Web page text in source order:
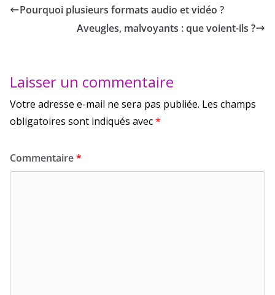
Pourquoi plusieurs formats audio et vidéo ?
Aveugles, malvoyants : que voient-ils ?
Laisser un commentaire
Votre adresse e-mail ne sera pas publiée. Les champs
obligatoires sont indiqués avec*
Commentaire*